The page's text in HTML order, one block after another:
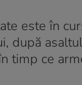
este în
după
timp ce